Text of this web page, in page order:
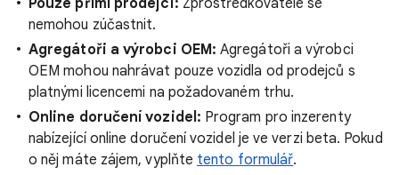
Pouze přímí prodejci: Zprostředkovatelé se
nemohou zúčastnit.
Agregátoři a výrobci OEM: Agregátoři a výrobci
OEM mohou nahrávat pouze vozidla od prodejců s
platnými licencemi na požadovaném trhu.
Online doručení vozidel: Program pro inzerenty
nabízející online doručení vozidel je ve verzi beta. Pokud
o něj máte zájem, vyplňte tento formulář.